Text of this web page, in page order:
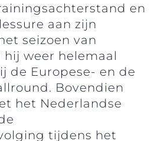
en
aan zijn
seizoen van
hij weer helemaal
de Europese- en de
Bovendien
het Nederlandse
tijdens het